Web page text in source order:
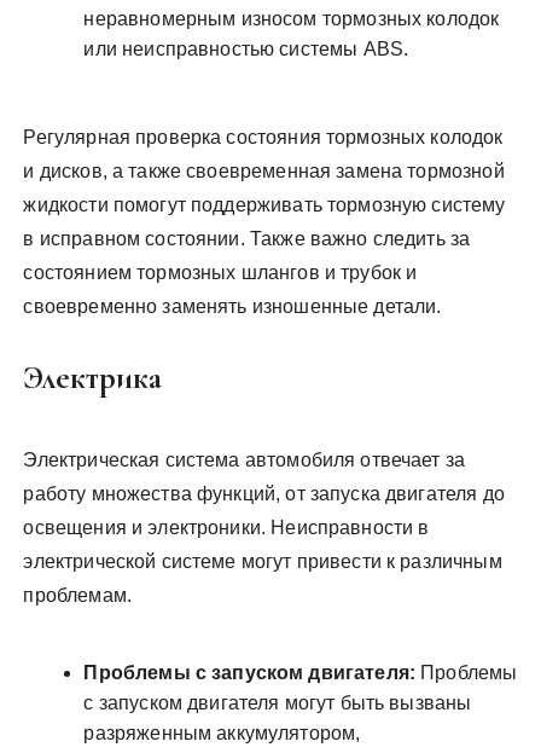
неравномерным износом тормозных колодок
или неисправностью системы ABS.
Регулярная проверка состояния тормозных колодок
и дисков, а также своевременная замена тормозной
жидкости помогут поддерживать тормозную систему
в исправном состоянии. Также важно следить за
состоянием тормозных шлангов и трубок и
своевременно заменять изношенные детали.
Электрика
Электрическая система автомобиля отвечает за
работу множества функций, от запуска двигателя до
освещения и электроники. Неисправности в
электрической системе могут привести к различным
проблемам.
Проблемы с запуском двигателя: Проблемы
с запуском двигателя могут быть вызваны
разряженным аккумулятором,